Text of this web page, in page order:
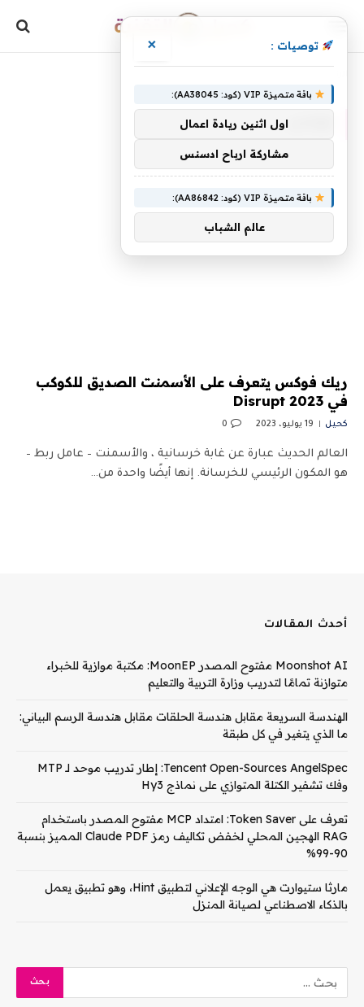
فوكس
ريك فوكس يتعرف على الأسمنت الصديق للكوكب
في Disrupt 2023
كحيل 19 يوليو، 2023 0
العالم الحديث عبارة عن غابة خرسانية ، والأسمنت – عامل ربط –
هو المكون الرئيسي للخرسانة. إنها أيضًا واحدة من…
أحدث المقالات
Moonshot AI مفتوح المصدر MoonEP: مكتبة موازية للخبراء
متوازنة تمامًا لتدريب وزارة التربية والتعليم
الهندسة السريعة مقابل هندسة الحلقات مقابل هندسة الرسم البياني:
ما الذي يتغير في كل طبقة
Tencent Open-Sources AngelSpec: إطار تدريب موحد لـ MTP
وفك تشفير الكتلة المتوازي على نماذج Hy3
تعرف على Token Saver: امتداد MCP مفتوح المصدر باستخدام
RAG الهجين المحلي لخفض تكاليف رمز Claude PDF المميز بنسبة
90-99%
مارثا ستيوارت هي الوجه الإعلاني لتطبيق Hint، وهو تطبيق يعمل
بالذكاء الاصطناعي لصيانة المنزل
توصيات : ×
باقة متميزة VIP (كود: AA38045):
اول اثنين ريادة اعمال
مشاركة ارباح ادسنس
باقة متميزة VIP (كود: AA86842):
عالم الشباب